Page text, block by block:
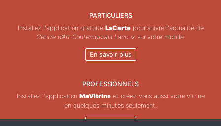
PARTICULIERS
Installez l'application gratuite LaCartepour suivre l'actualité de
Centre d’Art Contemporain Lacoux sur votre mobile.
En savoir plus
PROFESSIONNELS
Installez l'application MaVitrineet créez vous aussi votre vitrine
en quelques minutes seulement.